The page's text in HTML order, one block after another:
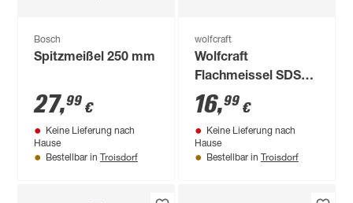
Bosch
Spitzmeißel 250 mm
27,99 €
Keine Lieferung nach
Hause
Bestellbar in Troisdorf
wolfcraft
Wolfcraft
Flachmeissel SDS-
Plus 20 x 250 mm
16,99 €
Keine Lieferung nach
Hause
Bestellbar in Troisdorf